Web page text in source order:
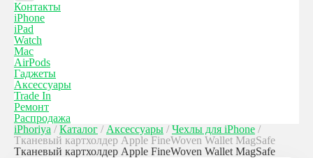
Контакты
iPhone
iPad
Watch
Mac
AirPods
Гаджеты
Аксессуары
Trade In
Ремонт
Распродажа
iPhoriya / Каталог / Аксессуары / Чехлы для iPhone /
Тканевый картхолдер Apple FineWoven Wallet MagSafe
Тканевый картхолдер Apple FineWoven Wallet MagSafe